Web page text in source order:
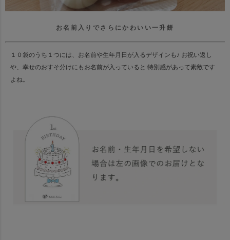
お名前入りでさらにかわいい一升餅
１０袋のうち１つには、お名前や生年月日が入るデザインも♪ お祝い返し
や、幸せのおすそ分けにもお名前が入っていると 特別感があって素敵です
よね。